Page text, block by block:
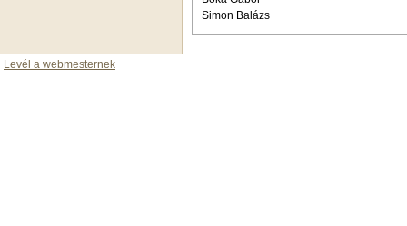
Simon Balázs
Levél a webmesternek